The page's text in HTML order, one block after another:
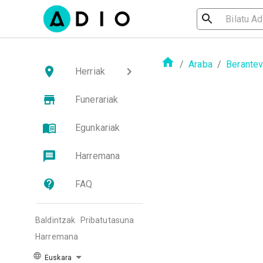
Herriak
Funerariak
Egunkariak
Harremana
FAQ
Baldintzak
Pribatutasuna
Harremana
Euskara
/ Araba /